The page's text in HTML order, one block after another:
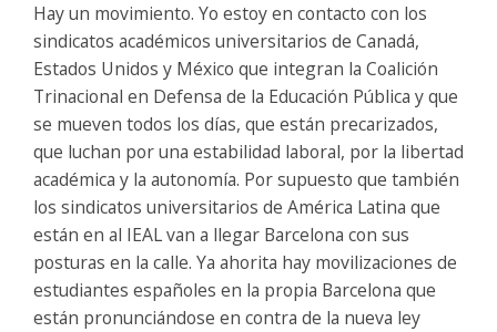
Hay un movimiento. Yo estoy en contacto con los
sindicatos académicos universitarios de Canadá,
Estados Unidos y México que integran la Coalición
Trinacional en Defensa de la Educación Pública y que
se mueven todos los días, que están precarizados,
que luchan por una estabilidad laboral, por la libertad
académica y la autonomía. Por supuesto que también
los sindicatos universitarios de América Latina que
están en al IEAL van a llegar Barcelona con sus
posturas en la calle. Ya ahorita hay movilizaciones de
estudiantes españoles en la propia Barcelona que
están pronunciándose en contra de la nueva ley